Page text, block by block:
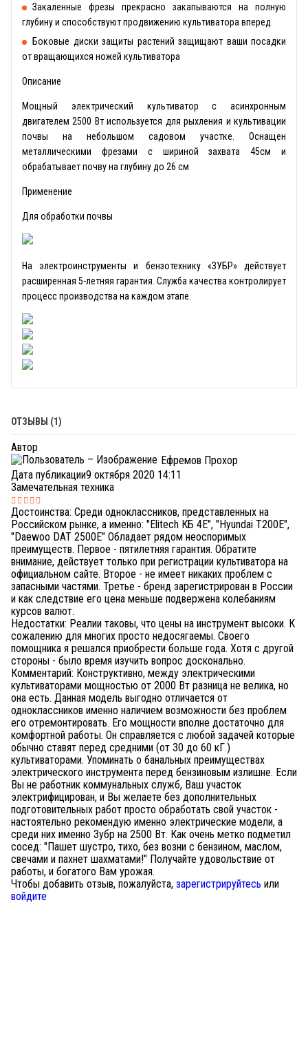
Закаленные фрезы прекрасно закапываются на полную
глубину и способствуют продвижению культиватора вперед.
Боковые диски защиты растений защищают ваши посадки
от вращающихся ножей культиватора
Описание
Мощный электрический культиватор с асинхронным
двигателем 2500 Вт используется для рыхления и культивации
почвы на небольшом садовом участке. Оснащен
металлическими фрезами с шириной захвата 45см и
обрабатывает почву на глубину до 26 см
Применение
Для обработки почвы
На электроинструменты и бензотехнику «ЗУБР» действует
расширенная 5-летняя гарантия. Служба качества контролирует
процесс производства на каждом этапе.
ОТЗЫВЫ (1)
Автор
Ефремов Прохор
Дата публикации9 октября 2020 14:11
Замечательная техника
Достоинства: Среди одноклассников, представленных на
Российском рынке, а именно: "Elitech КБ 4Е", "Hyundai T200E",
"Daewoo DAT 2500E" Обладает рядом неоспоримых
преимуществ. Первое - пятилетняя гарантия. Обратите
внимание, действует только при регистрации культиватора на
официальном сайте. Второе - не имеет никаких проблем с
запасными частями. Третье - бренд зарегистрирован в России
и как следствие его цена меньше подвержена колебаниям
курсов валют.
Недостатки: Реалии таковы, что цены на инструмент высоки. К
сожалению для многих просто недосягаемы. Своего
помощника я решался приобрести больше года. Хотя с другой
стороны - было время изучить вопрос досконально.
Комментарий: Конструктивно, между электрическими
культиваторами мощностью от 2000 Вт разница не велика, но
она есть. Данная модель выгодно отличается от
одноклассников именно наличием возможности без проблем
его отремонтировать. Его мощности вполне достаточно для
комфортной работы. Он справляется с любой задачей которые
обычно ставят перед средними (от 30 до 60 кГ.)
культиваторами. Упоминать о банальных преимуществах
электрического инструмента перед бензиновым излишне. Если
Вы не работник коммунальных служб, Ваш участок
электрифицирован, и Вы желаете без дополнительных
подготовительных работ просто обработать свой участок -
настоятельно рекомендую именно электрические модели, а
среди них именно Зубр на 2500 Вт. Как очень метко подметил
сосед: "Пашет шустро, тихо, без возни с бензином, маслом,
свечами и пахнет шахматами!" Получайте удовольствие от
работы, и богатого Вам урожая.
Чтобы добавить отзыв, пожалуйста, зарегистрируйтесь или
войдите